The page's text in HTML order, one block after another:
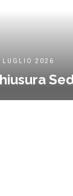
LUGLIO 2026